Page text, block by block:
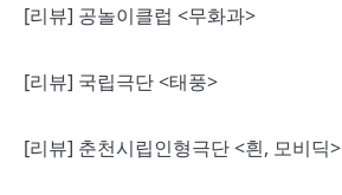
[리뷰] 공놀이클럽 <무화과>
[리뷰] 국립극단 <태풍>
[리뷰] 춘천시립인형극단 <흰, 모비딕>